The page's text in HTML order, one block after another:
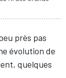
près pas
évolution de
quelques